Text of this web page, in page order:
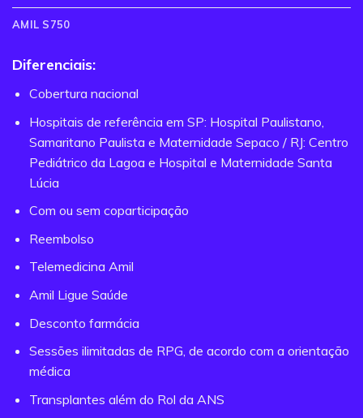
AMIL S750
Diferenciais:
Cobertura nacional
Hospitais de referência em SP: Hospital Paulistano,
Samaritano Paulista e Maternidade Sepaco / RJ: Centro
Pediátrico da Lagoa e Hospital e Maternidade Santa
Lúcia
Com ou sem coparticipação
Reembolso
Telemedicina Amil
Amil Ligue Saúde
Desconto farmácia
Sessões ilimitadas de RPG, de acordo com a orientação
médica
Transplantes além do Rol da ANS